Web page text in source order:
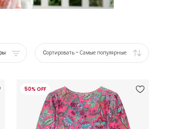
Cортировать - Самые популярные
50% OFF